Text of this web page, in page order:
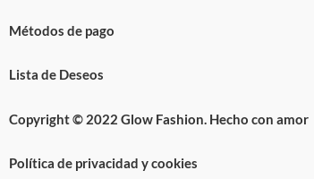
Métodos de pago
Lista de Deseos
Copyright © 2022 Glow Fashion. Hecho con amor
Política de privacidad y cookies